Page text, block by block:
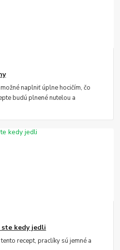
naplniť úplne hocičím, čo
budú plnené nutelou a
ste kedy jedli
recept, praclíky sú jemné a